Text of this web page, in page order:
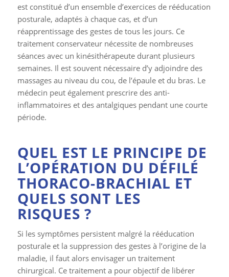
est constitué d’un ensemble d’exercices de rééducation
posturale, adaptés à chaque cas, et d’un
réapprentissage des gestes de tous les jours. Ce
traitement conservateur nécessite de nombreuses
séances avec un kinésithérapeute durant plusieurs
semaines. Il est souvent nécessaire d’y adjoindre des
massages au niveau du cou, de l’épaule et du bras. Le
médecin peut également prescrire des anti-
inflammatoires et des antalgiques pendant une courte
période.
QUEL EST LE PRINCIPE DE
L’OPÉRATION DU DÉFILÉ
THORACO-BRACHIAL ET
QUELS SONT LES
RISQUES ?
Si les symptômes persistent malgré la rééducation
posturale et la suppression des gestes à l’origine de la
maladie, il faut alors envisager un traitement
chirurgical. Ce traitement a pour objectif de libérer